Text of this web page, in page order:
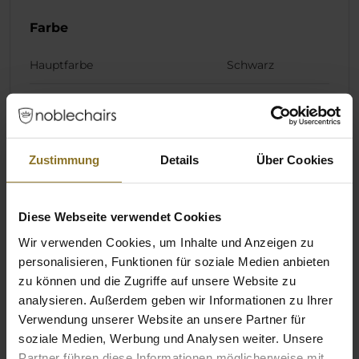
Zustimmung Details Über Cookies
Diese Webseite verwendet Cookies
Wir verwenden Cookies, um Inhalte und Anzeigen zu
personalisieren, Funktionen für soziale Medien anbieten
zu können und die Zugriffe auf unsere Website zu
analysieren. Außerdem geben wir Informationen zu Ihrer
Verwendung unserer Website an unsere Partner für
soziale Medien, Werbung und Analysen weiter. Unsere
Farbe
Hauptfarbe Schwarz
Material
Produktserie
Produktserie / -familie Kissen Set